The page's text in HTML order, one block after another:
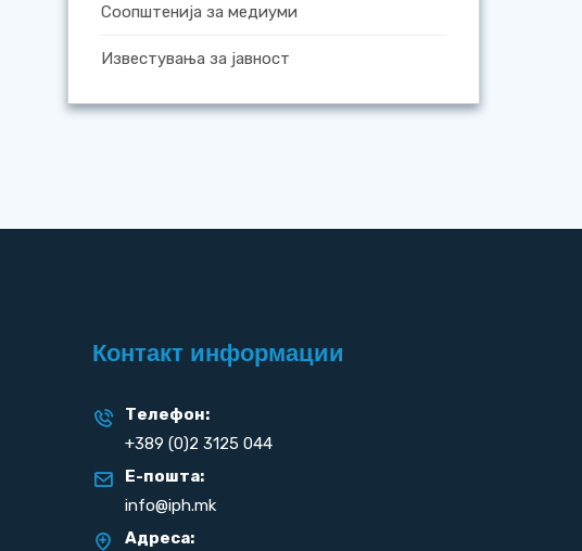
Соопштенија за медиуми
Известувања за јавност
Контакт информации
Телефон:
+389 (0)2 3125 044
Е-пошта:
info@iph.mk
Адреса: